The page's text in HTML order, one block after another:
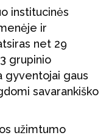
institucinės
ir
net 29
grupinio
gyventojai gaus
savarankiško
užimtumo